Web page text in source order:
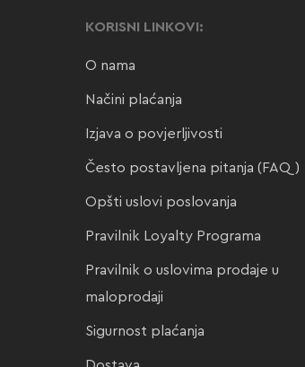
KORISNI LINKOVI:
O nama
Načini plaćanja
Izjava o povjerljivosti
Često postavljena pitanja (FAQ)
Opšti uslovi poslovanja
Pravilnik Loyalty Programa
Pravilnik o uslovima prodaje u
maloprodaji
Sigurnost plaćanja